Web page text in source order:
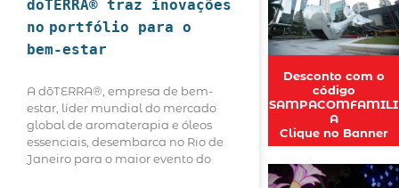
dōTERRA® traz inovações
no portfólio para o
bem-estar
A dōTERRA®, empresa de bem-
estar, líder mundial do mercado
global de aromaterapia e óleos
essenciais, desembarca no Rio de
Janeiro para o maior evento do
Desconto com o
código
SAMPACOMFAMILI
A
Clique no Banner